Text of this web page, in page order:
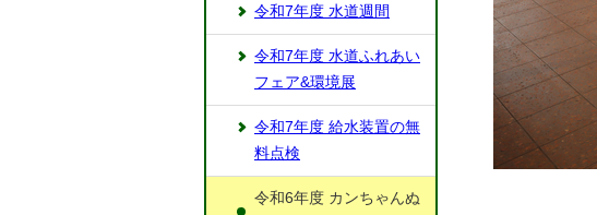
令和7年度 水道週間
令和7年度 水道ふれあい
フェア&環境展
令和7年度 給水装置の無
料点検
令和6年度 カンちゃんぬ